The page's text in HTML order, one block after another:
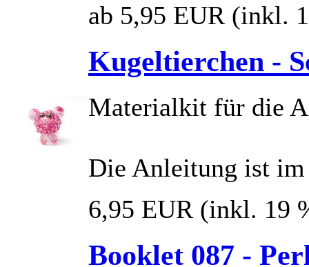
ab 5,95 EUR (inkl.
Kugeltierchen -
Materialkit für die
Die Anleitung ist
6,95 EUR (inkl. 19
Booklet 087 -